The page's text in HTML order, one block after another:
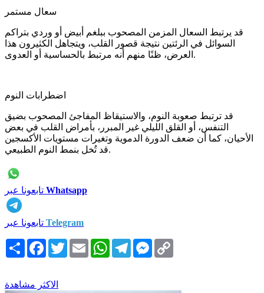
سعال مستمر
قد يرتبط السعال المزمن المصحوب ببلغم أبيض أو وردي بتراكم
السوائل في الرئتين نتيجة قصور القلب، ويتجاهل الكثيرون هذا
العرض، ظنًا منهم أنه مرتبط بالحساسية أو العدوى.
اضطرابات النوم
قد ترتبط صعوبة النوم، والاستيقاظ المفاجئ المصحوب بضيق
التنفس، أو القلق الليلي غير المبرر، بأمراض القلب في بعض
الأحيان، كما أن ضعف الدورة الدموية وتغيرات مستويات الأكسجين
قد تُخل بنمط النوم الطبيعي.
Whatsapp
Telegram
انشر Facebook
TwitterEmail WhatsAppTelegramMessenger
الاكثر مشاهدة